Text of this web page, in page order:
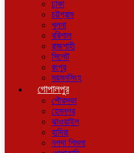
ঢাকা
চট্টগ্রাম
খুলনা
বরিশাল
রাজশাহী
সিলেট
রংপুর
ময়মনসিংহ
গোপালপুর
পৌরসভা
হেমনগর
ঝাওয়াইল
হাদিরা
নগদা শিমলা